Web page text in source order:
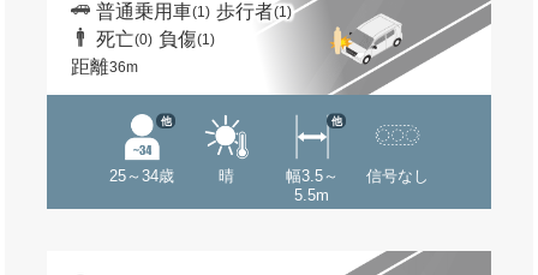
普通乗用車(1) 歩行者(1)
死亡(0) 負傷(1)
距離36m
25～34歳
他
晴
幅3.5～
5.5m
他
信号なし